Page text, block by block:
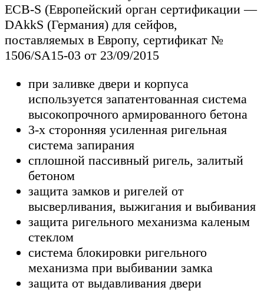
ECB-S (Европейский орган сертификации —
DAkkS (Германия) для сейфов,
поставляемых в Европу, сертификат №
1506/SA15-03 от 23/09/2015
при заливке двери и корпуса
используется запатентованная система
высокопрочного армированного бетона
3-х сторонняя усиленная ригельная
система запирания
сплошной пассивный ригель, залитый
бетоном
защита замков и ригелей от
высверливания, выжигания и выбивания
защита ригельного механизма каленым
стеклом
система блокировки ригельного
механизма при выбивании замка
защита от выдавливания двери